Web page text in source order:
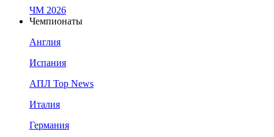
ЧМ 2026
Чемпионаты
Англия
Испания
АПЛ Top News
Италия
Германия